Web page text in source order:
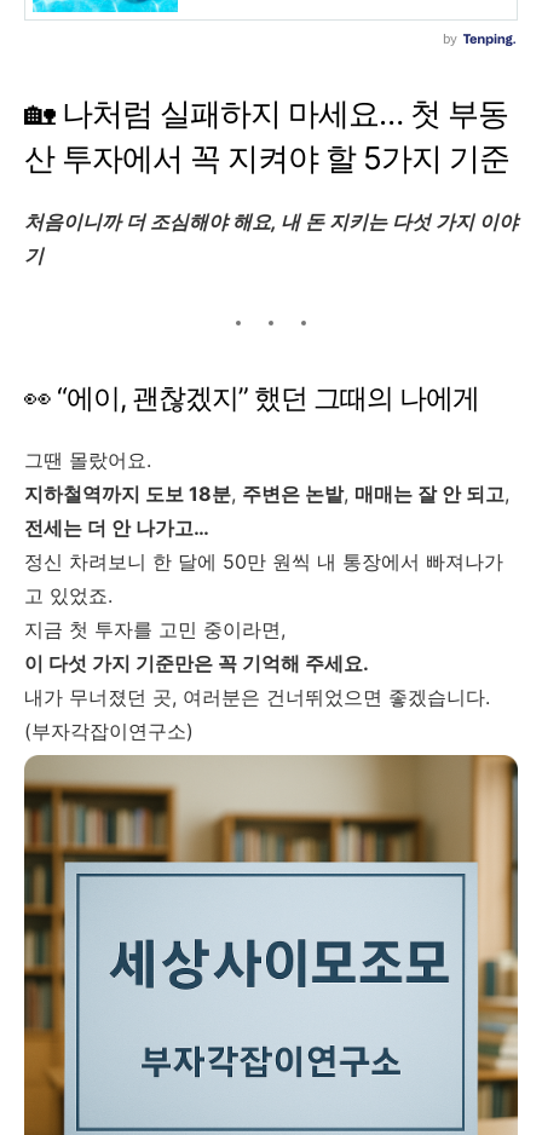
🏡 나처럼 실패하지 마세요… 첫 부동
산 투자에서 꼭 지켜야 할 5가지 기준
처음이니까 더 조심해야 해요, 내 돈 지키는 다섯 가지 이야
기
👀 “에이, 괜찮겠지” 했던 그때의 나에게
그땐 몰랐어요.
지하철역까지 도보 18분, 주변은 논밭, 매매는 잘 안 되고,
전세는 더 안 나가고…
정신 차려보니 한 달에 50만 원씩 내 통장에서 빠져나가
고 있었죠.
지금 첫 투자를 고민 중이라면,
이 다섯 가지 기준만은 꼭 기억해 주세요.
내가 무너졌던 곳, 여러분은 건너뛰었으면 좋겠습니다.
(부자각잡이연구소)